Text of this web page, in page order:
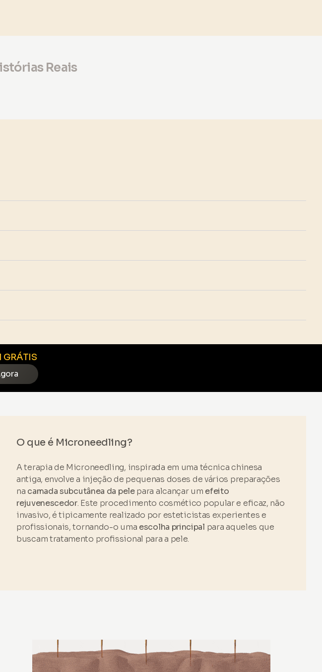
Reais
GRÁTIS
O que é Microneedling?
A terapia de Microneedling, inspirada em uma técnica chinesa
antiga, envolve a injeção de pequenas doses de vários preparações
na camada subcutânea da pelepara alcançar um efeito
rejuvenescedor. Este procedimento cosmético popular e eficaz, não
invasivo, é tipicamente realizado por esteticistas experientes e
profissionais, tornando-o uma escolha principal para aqueles que
buscam tratamento profissional para a pele.